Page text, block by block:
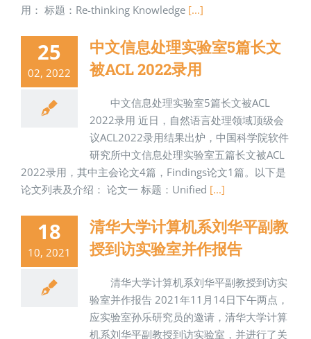
用： 标题：Re-thinking Knowledge [...]
25
02, 2022
中文信息处理实验室5篇长文
被ACL 2022录用
中文信息处理实验室5篇长文被ACL
2022录用 近日，自然语言处理领域顶级会
议ACL2022录用结果出炉，中国科学院软件
研究所中文信息处理实验室五篇长文被ACL
2022录用，其中主会论文4篇，Findings论文1篇。以下是
论文列表及介绍： 论文一 标题：Unified [...]
18
10, 2021
清华大学计算机系刘华平副教
授到访实验室并作报告
清华大学计算机系刘华平副教授到访实
验室并作报告 2021年11月14日下午两点，
应实验室孙乐研究员的邀请，清华大学计算
机系刘华平副教授到访实验室，并进行了关